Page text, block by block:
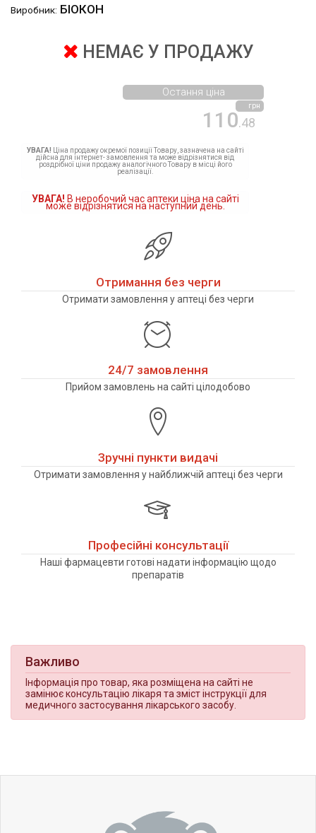
Виробник: БІОКОН
НЕМАЄ У ПРОДАЖУ
110.48
грн
Остання ціна
УВАГА! Ціна продажу окремої позиції Товару, зазначена на сайті
дійсна для інтернет- замовлення та може відрізнятися від
роздрібної ціни продажу аналогічного Товару в місці його
реалізації.
УВАГА! В неробочий час аптеки ціна на сайті
може відрізнятися на наступний день.
Отримання без черги
Отримати замовлення у аптеці без черги
24/7 замовлення
Прийом замовлень на сайті цілодобово
Зручні пункти видачі
Отримати замовлення у найближчій аптеці без черги
Професійні консультації
Наші фармацевти готові надати інформацію щодо
препаратів
Важливо
Інформація про товар, яка розміщена на сайті не
замінює консультацію лікаря та зміст інструкції для
медичного застосування лікарського засобу.